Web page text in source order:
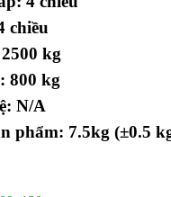
chiều
kg
800 kg
N/A
phẩm: 7.5kg (±0.5